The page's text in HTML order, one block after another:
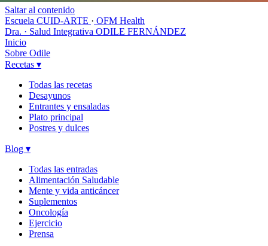
Saltar al contenido
Escuela CUID-ARTE · OFM Health
Dra. · Salud Integrativa ODILE FERNÁNDEZ
Inicio
Sobre Odile
Recetas ▾
Todas las recetas
Desayunos
Entrantes y ensaladas
Plato principal
Postres y dulces
Blog ▾
Todas las entradas
Alimentación Saludable
Mente y vida anticáncer
Suplementos
Oncología
Ejercicio
Prensa